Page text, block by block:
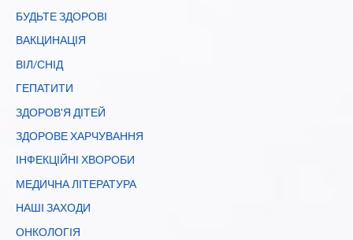
БУДЬТЕ ЗДОРОВІ
ВАКЦИНАЦІЯ
ВІЛ/СНІД
ГЕПАТИТИ
ЗДОРОВ'Я ДІТЕЙ
ЗДОРОВЕ ХАРЧУВАННЯ
ІНФЕКЦІЙНІ ХВОРОБИ
МЕДИЧНА ЛІТЕРАТУРА
НАШІ ЗАХОДИ
ОНКОЛОГІЯ